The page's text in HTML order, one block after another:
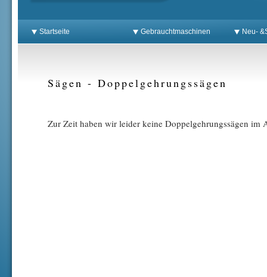
Startseite Gebrauchtmaschinen Neu-
Sägen - Doppelgehrungssägen
Zur Zeit haben wir leider keine Doppelgehrungssägen im